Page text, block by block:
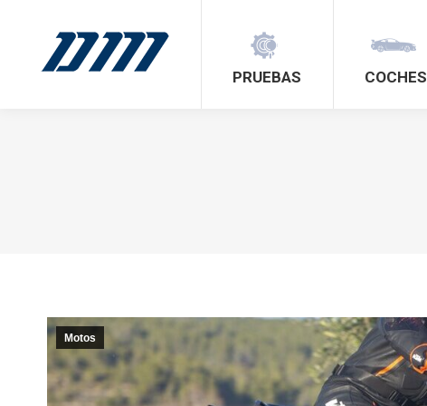
PRUEBAS COCHES
Motos